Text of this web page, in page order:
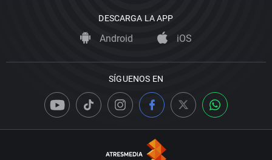
DESCARGA LA APP
Android iOS
SÍGUENOS EN